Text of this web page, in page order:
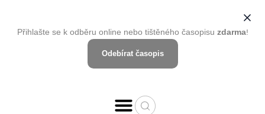
Přihlašte se k odběru online nebo tištěného časopisu zdarma!
Odebírat časopis